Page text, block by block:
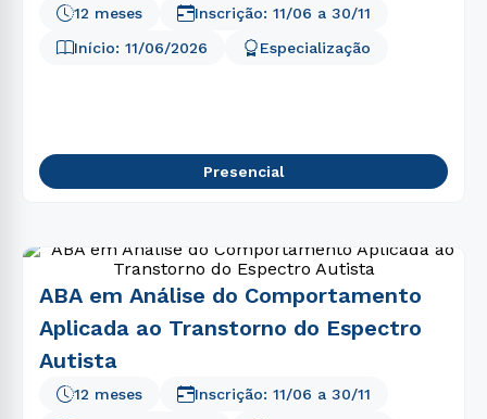
Início: 11/06/2026 Especialização
12 meses Inscrição: 11/06 a 30/11
Presencial
ABA em Análise do Comportamento
Aplicada ao Transtorno do Espectro
Autista
12 meses Inscrição: 11/06 a 30/11
4º
biomedicina
7º
psicologia
8º
direito
10º pedagogia